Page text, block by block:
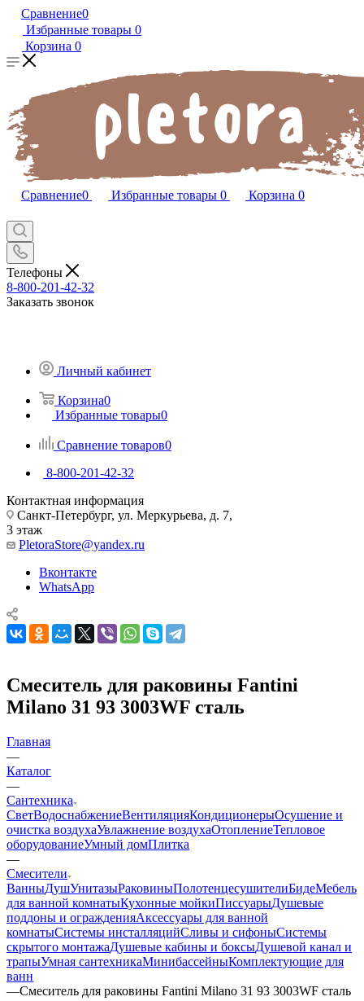
Сравнение0
Избранные товары 0
Корзина 0
Сравнение0 Избранные товары 0 Корзина 0
Телефоны
8-800-201-42-32
Заказать звонок
Личный кабинет
Корзина0
Избранные товары0
Сравнение товаров0
8-800-201-42-32
Контактная информация
Санкт-Петербург, ул. Меркурьева, д. 7,
3 этаж
PletoraStore@yandex.ru
Вконтакте
WhatsApp
Смеситель для раковины Fantini
Milano 31 93 3003WF сталь
Главная
—
Каталог
—
Сантехника
СветВодоснабжениеВентиляцияКондиционерыОсушение и
очистка воздухаУвлажнение воздухаОтоплениеТепловое
оборудованиеУмный домПлитка
—
Смесители
ВанныДушУнитазыРаковиныПолотенцесушителиБидеМебель
для ванной комнатыКухонные мойкиПиссуарыДушевые
поддоны и огражденияАксессуары для ванной
комнатыСистемы инсталляцийСливы и сифоныСистемы
скрытого монтажаДушевые кабины и боксыДушевой канал и
трапыУмная сантехникаМинибассейныКомплектующие для
ванн
—Смеситель для раковины Fantini Milano 31 93 3003WF сталь